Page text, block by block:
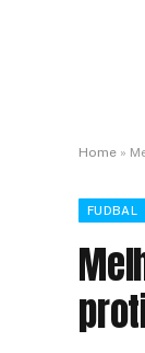
Home »
FUDBAL